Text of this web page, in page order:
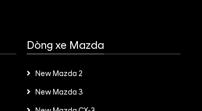
Dòng xe Mazda
New Mazda 2
New Mazda 3